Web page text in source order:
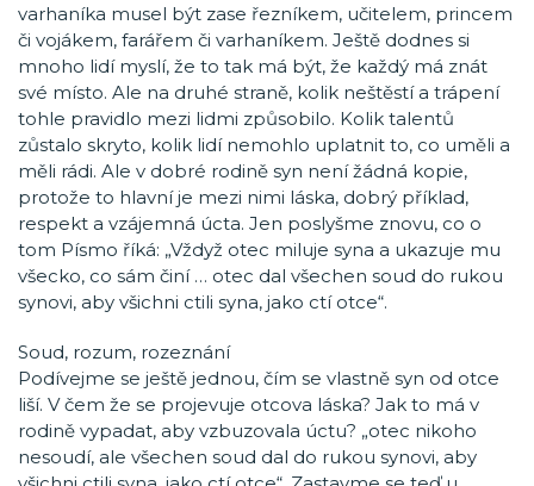
varhaníka musel být zase řezníkem, učitelem, princem
či vojákem, farářem či varhaníkem. Ještě dodnes si
mnoho lidí myslí, že to tak má být, že každý má znát
své místo. Ale na druhé straně, kolik neštěstí a trápení
tohle pravidlo mezi lidmi způsobilo. Kolik talentů
zůstalo skryto, kolik lidí nemohlo uplatnit to, co uměli a
měli rádi. Ale v dobré rodině syn není žádná kopie,
protože to hlavní je mezi nimi láska, dobrý příklad,
respekt a vzájemná úcta. Jen poslyšme znovu, co o
tom Písmo říká: „Vždyž otec miluje syna a ukazuje mu
všecko, co sám činí … otec dal všechen soud do rukou
synovi, aby všichni ctili syna, jako ctí otce“.
Soud, rozum, rozeznání
Podívejme se ještě jednou, čím se vlastně syn od otce
liší. V čem že se projevuje otcova láska? Jak to má v
rodině vypadat, aby vzbuzovala úctu? „otec nikoho
nesoudí, ale všechen soud dal do rukou synovi, aby